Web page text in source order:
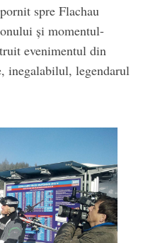
spre Flachau
şi momentul-
evenimentul din
inegalabilul, legendarul